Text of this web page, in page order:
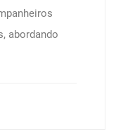
abordando